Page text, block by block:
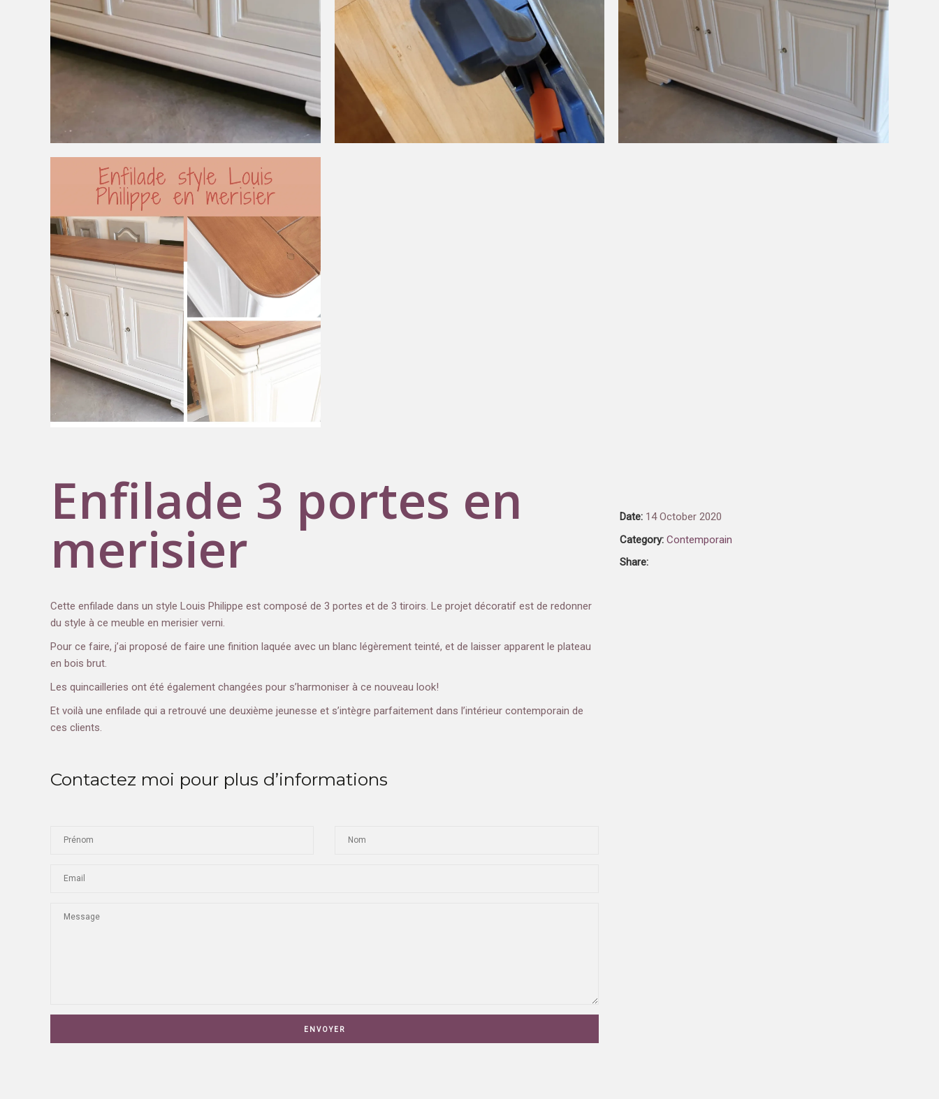
Enfilade 3 portes en
merisier
Cette enfilade dans un style Louis Philippe est composé de 3 portes et de 3 tiroirs. Le projet décoratif est de redonner
du style à ce meuble en merisier verni.
Pour ce faire, j’ai proposé de faire une finition laquée avec un blanc légèrement teinté, et de laisser apparent le plateau
en bois brut.
Les quincailleries ont été également changées pour s’harmoniser à ce nouveau look!
Et voilà une enfilade qui a retrouvé une deuxième jeunesse et s’intègre parfaitement dans l’intérieur contemporain de
ces clients.
Contactez moi pour plus d’informations
Date: 14 October 2020
Category: Contemporain
Share: